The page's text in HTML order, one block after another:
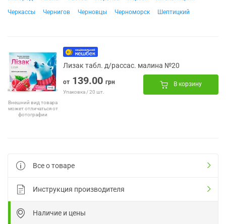
Черкассы
Чернигов Черновцы Черноморск Шептицкий
Внешний вид товара
может отличаться от
фотографии
Лизак табл. д/рассас. малина №20
от 139.00 грн
Упаковка / 20 шт.
В корзину
Все о товаре
Инструкция производителя
Наличие и цены